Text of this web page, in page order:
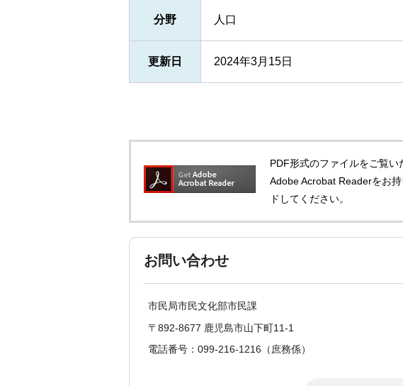
分野 人口
更新日 2024年3月15日
PDF形式のファイルをご覧い
Adobe Acrobat Readerをお
ドしてください。
お問い合わせ
市民局市民文化部市民課
〒892-8677 鹿児島市山下町11-1
電話番号：099-216-1216（庶務係）